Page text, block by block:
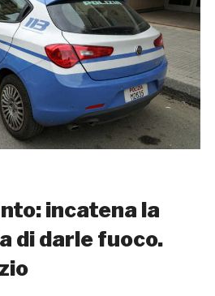
incatena la
di darle fuoco.